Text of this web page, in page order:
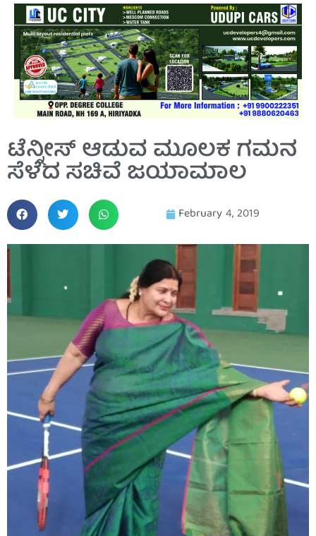
ಟೆನ್ನೀಸ್ ಆಡುವ ಮೂಲಕ ಗಮನ
ಸೆಳೆದ ಸಚಿವೆ ಜಯಾಮಾಲ
February 4, 2019